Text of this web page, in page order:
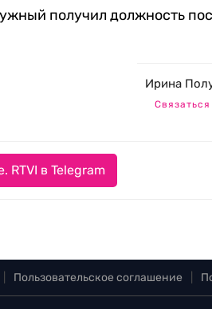
получил должность
Ирина
RTVI в Telegram
Пользовательское соглашение